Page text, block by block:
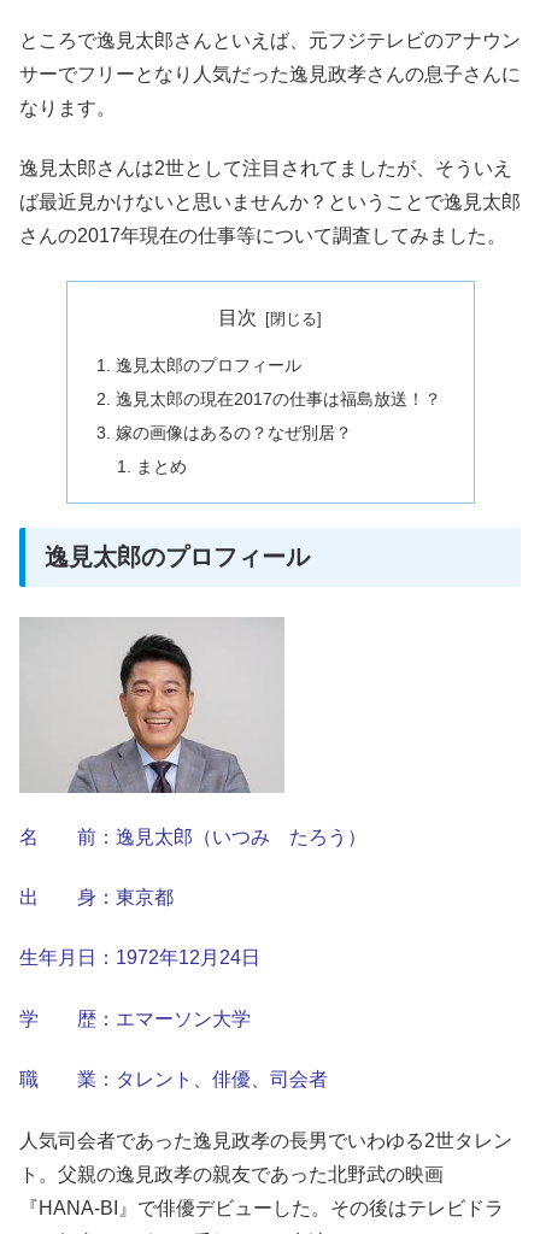
ところで逸見太郎さんといえば、元フジテレビのアナウン
サーでフリーとなり人気だった逸見政孝さんの息子さんに
なります。
逸見太郎さんは2世として注目されてましたが、そういえ
ば最近見かけないと思いませんか？ということで逸見太郎
さんの2017年現在の仕事等について調査してみました。
目次
逸見太郎のプロフィール
逸見太郎の現在2017の仕事は福島放送！？
嫁の画像はあるの？なぜ別居？
まとめ
逸見太郎のプロフィール
名 前：逸見太郎（いつみ たろう）
出 身：東京都
生年月日：1972年12月24日
学 歴：エマーソン大学
職 業：タレント、俳優、司会者
人気司会者であった逸見政孝の長男でいわゆる2世タレン
ト。父親の逸見政孝の親友であった北野武の映画
『HANA-BI』で俳優デビューした。その後はテレビドラ